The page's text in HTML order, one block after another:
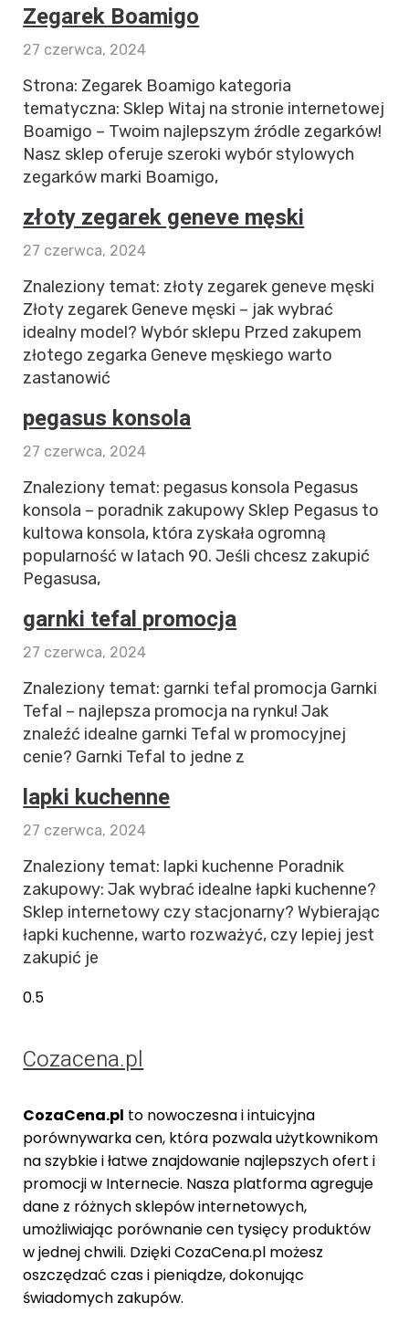
Zegarek Boamigo
27 czerwca, 2024
Strona: Zegarek Boamigo kategoria
tematyczna: Sklep Witaj na stronie internetowej
Boamigo – Twoim najlepszym źródle zegarków!
Nasz sklep oferuje szeroki wybór stylowych
zegarków marki Boamigo,
złoty zegarek geneve męski
27 czerwca, 2024
Znaleziony temat: złoty zegarek geneve męski
Złoty zegarek Geneve męski – jak wybrać
idealny model? Wybór sklepu Przed zakupem
złotego zegarka Geneve męskiego warto
zastanowić
pegasus konsola
27 czerwca, 2024
Znaleziony temat: pegasus konsola Pegasus
konsola – poradnik zakupowy Sklep Pegasus to
kultowa konsola, która zyskała ogromną
popularność w latach 90. Jeśli chcesz zakupić
Pegasusa,
garnki tefal promocja
27 czerwca, 2024
Znaleziony temat: garnki tefal promocja Garnki
Tefal – najlepsza promocja na rynku! Jak
znaleźć idealne garnki Tefal w promocyjnej
cenie? Garnki Tefal to jedne z
lapki kuchenne
27 czerwca, 2024
Znaleziony temat: lapki kuchenne Poradnik
zakupowy: Jak wybrać idealne łapki kuchenne?
Sklep internetowy czy stacjonarny? Wybierając
łapki kuchenne, warto rozważyć, czy lepiej jest
zakupić je
Cozacena.pl
CozaCena.pl to nowoczesna i intuicyjna
porównywarka cen, która pozwala użytkownikom
na szybkie i łatwe znajdowanie najlepszych ofert i
promocji w Internecie. Nasza platforma agreguje
dane z różnych sklepów internetowych,
umożliwiając porównanie cen tysięcy produktów
w jednej chwili. Dzięki CozaCena.pl możesz
oszczędzać czas i pieniądze, dokonując
świadomych zakupów.